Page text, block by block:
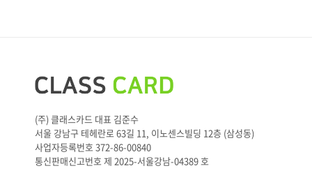
(주) 클래스카드 대표 김준수
서울 강남구 테헤란로 63길 11, 이노센스빌딩 12층 (삼성동)
사업자등록번호 372-86-00840
통신판매신고번호 제 2025-서울강남-04389 호